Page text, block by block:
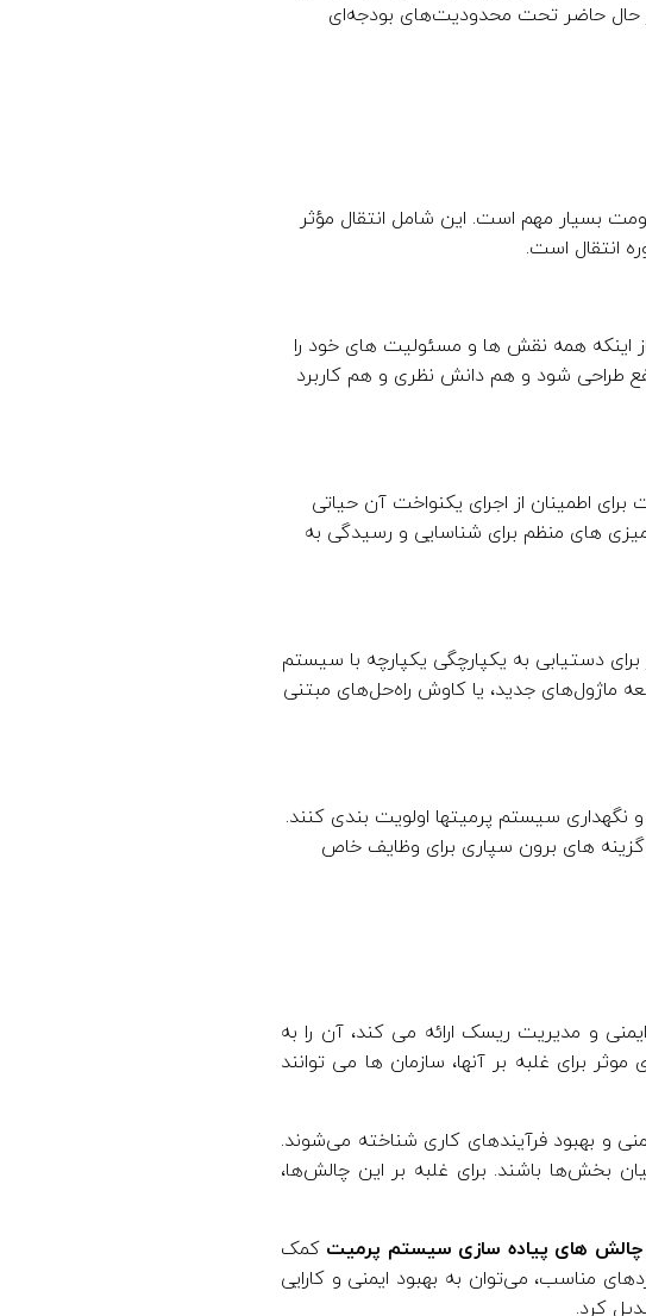
حال حاضر تحت محدودیت‌های بودجه‌ای
بسیار مهم است. این شامل انتقال مؤثر
انتقال است.
از اینکه همه نقش ها و مسئولیت های خود را
طراحی شود و هم دانش نظری و هم کاربرد
اطمینان از اجرای یکنواخت آن حیاتی
های منظم برای شناسایی و رسیدگی به
دستیابی به یکپارچگی یکپارچه با سیستم
ماژول‌های جدید، یا کاوش راه‌حل‌های مبتنی
و نگهداری سیستم پرمیتها اولویت بندی کنند.
های برون سپاری برای وظایف خاص
و مدیریت ریسک ارائه می کند، آن را به
برای غلبه بر آنها، سازمان ها می توانند
و بهبود فرآیندهای کاری شناخته می‌شوند.
بخش‌ها باشند. برای غلبه بر این چالش‌ها،
چالش های پیاده سازی سیستم پرمیت کمک
مناسب، می‌توان به بهبود ایمنی و کارایی
کرد.